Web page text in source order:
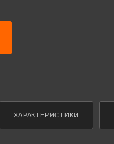
ХАРАКТЕРИСТИКИ